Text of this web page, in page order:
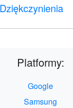
Platformy:
Google
Samsung